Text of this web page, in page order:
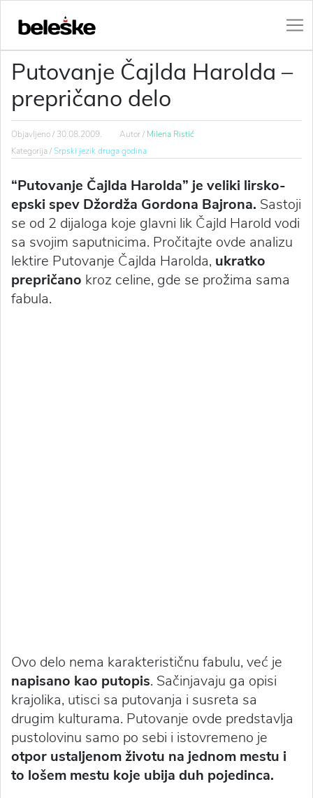
Putovanje Čajlda Harolda –
prepričano delo
Objavljeno / 30.08.2009. Autor / Milena Ristić
Kategorija /Srpski jezik druga godina
“Putovanje Čajlda Harolda” je veliki lirsko-
epski spev Džordža Gordona Bajrona. Sastoji
se od 2 dijaloga koje glavni lik Čajld Harold vodi
sa svojim saputnicima. Pročitajte ovde analizu
lektire Putovanje Čajlda Harolda, ukratko
prepričano kroz celine, gde se prožima sama
fabula.
Ovo delo nema karakterističnu fabulu, već je
napisano kao putopis. Sačinjavaju ga opisi
krajolika, utisci sa putovanja i susreta sa
drugim kulturama. Putovanje ovde predstavlja
pustolovinu samo po sebi i istovremeno je
otpor ustaljenom životu na jednom mestu i
to lošem mestu koje ubija duh pojedinca.